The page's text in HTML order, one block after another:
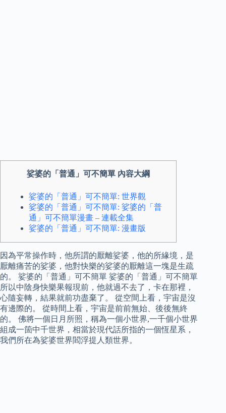
娑婆的「普通」可不簡單 內容大綱
娑婆的「普通」可不簡單: 世界觀
娑婆的「普通」可不簡單: 娑婆的「普
通」可不簡單漫畫 – 連載全集
娑婆的「普通」可不簡單: 漫畫版
因為平常操作時，他所謂的厭離娑婆，他的所緣境，是
厭離痛苦的娑婆，他對快樂的娑婆的厭離這一塊是生疏
的。 娑婆的「普通」可不簡單 娑婆的「普通」可不簡單
所以中陰身快樂果報現前，他就過不去了，卡在那裡，
心隨妄轉，結果就前功盡棄了。 從空間上看，宇宙是沒
有邊際的。 從時間上看，宇宙是前前無始、後後無終
的。 佛將一個日月所照，稱為一個小世界,一千個小世界
組成一箇中千世界，相當於現代話所指的一個恆星系，
我們所在為娑婆世界閻浮提人類世界。